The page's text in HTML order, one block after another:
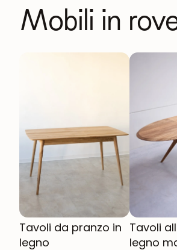
Mobili in
Tavoli da pranzo in
legno
Tavoli
legno